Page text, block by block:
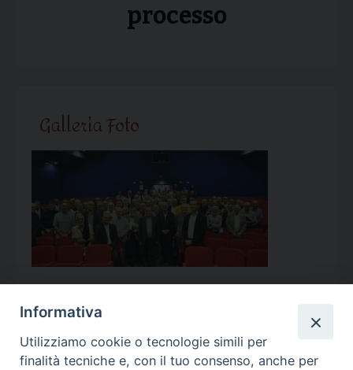
processo
Galleria Foto
Calendario Appuntamenti
Informativa
Utilizziamo cookie o tecnologie simili per
finalità tecniche e, con il tuo consenso, anche per